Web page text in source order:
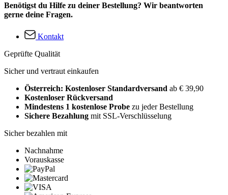
Benötigst du Hilfe zu deiner Bestellung? Wir beantworten
gerne deine Fragen.
Kontakt
Geprüfte Qualität
Sicher und vertraut einkaufen
Österreich: Kostenloser Standardversand ab € 39,90
Kostenloser Rückversand
Mindestens 1 kostenlose Probe zu jeder Bestellung
Sichere Bezahlung mit SSL-Verschlüsselung
Sicher bezahlen mit
Nachnahme
Vorauskasse